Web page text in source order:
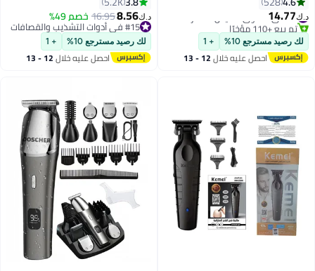
د.ك‏14.77
#4 في مكاوي تمليس الشعر
تم بيع +110 مؤخرًا
#4 في مكاوي تمليس الشعر
لك رصيد مسترجع 10% + 1
احصل عليه خلال 12 - 13
الجاف/الرطب
د.ك‏8.56
16.95خصم 49%
#15 في أدوات التشذيب والقصافات
#15 في أدوات التشذيب والقصافات
لك رصيد مسترجع 10% + 1
احصل عليه خلال 12 - 13